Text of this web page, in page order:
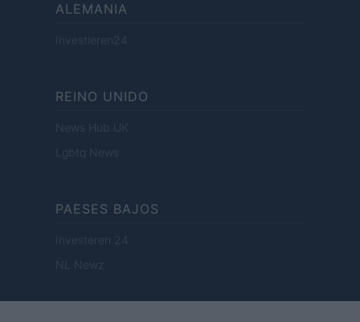
ALEMANIA
Investieren24
REINO UNIDO
News Hub UK
Lgbtq News
PAESES BAJOS
Investeren 24
NL Newz